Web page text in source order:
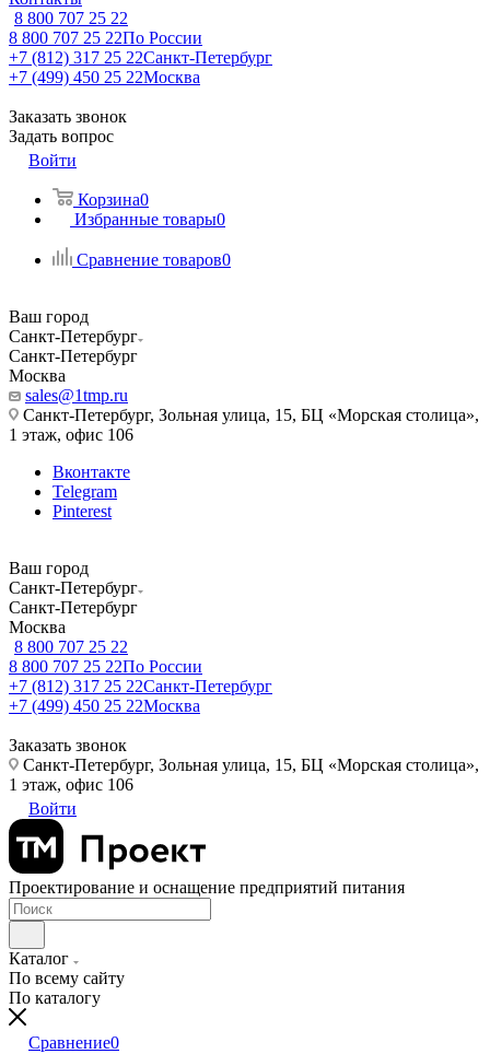
8 800 707 25 22
8 800 707 25 22По России
+7 (812) 317 25 22Санкт-Петербург
+7 (499) 450 25 22Москва
Заказать звонок
Задать вопрос
Войти
Корзина0
Избранные товары0
Сравнение товаров0
Ваш город
Санкт-Петербург
Санкт-Петербург
Москва
sales@1tmp.ru
Санкт-Петербург, Зольная улица, 15, БЦ «Морская столица»,
1 этаж, офис 106
Вконтакте
Telegram
Pinterest
Ваш город
Санкт-Петербург
Санкт-Петербург
Москва
8 800 707 25 22
8 800 707 25 22По России
+7 (812) 317 25 22Санкт-Петербург
+7 (499) 450 25 22Москва
Заказать звонок
Санкт-Петербург, Зольная улица, 15, БЦ «Морская столица»,
1 этаж, офис 106
Войти
Проектирование и оснащение предприятий питания
Каталог
По всему сайту
По каталогу
Сравнение0